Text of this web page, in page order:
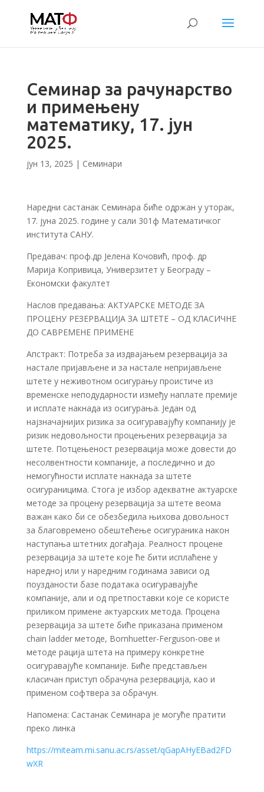
Семинар за рачунарство
и примењену
математику, 17. јун
2025.
јун 13, 2025 | Семинари
Наредни састанак Семинара биће одржан у уторак,
17. јуна 2025. године у сали 301ф Математичког
института САНУ.
Предавач: проф.др Јелена Кочовић, проф. др
Марија Копривица, Универзитет у Београду –
Економски факултет
Наслов предавања: АКТУАРСКЕ МЕТОДЕ ЗА
ПРОЦЕНУ РЕЗЕРВАЦИЈА ЗА ШТЕТЕ – ОД КЛАСИЧНЕ
ДО САВРЕМЕНЕ ПРИМЕНЕ
Апстракт: Потреба за издвајањем резервација за
настале пријављене и за настале непријављене
штете у неживотном осигурању проистиче из
временске неподударности између наплате премије
и исплате накнада из осигурања. Један од
најзначајнијих ризика за осигуравајућу компанију је
ризик недовољности процењених резервација за
штете. Потцењеност резервација може довести до
несолвентности компаније, а последично и до
немогућности исплате накнада за штете
осигураницима. Стога је избор адекватне актуарске
методе за процену резервација за штете веома
важан како би се обезбедила њихова довољност
за благовремено обештећење осигураника након
наступања штетних догађаја. Реалност процене
резервација за штете које ће бити исплаћене у
наредној или у наредним годинама зависи од
поузданости базе података осигуравајуће
компаније, али и од претпоставки које се користе
приликом примене актуарских метода. Процена
резервација за штете биће приказана применом
chain ladder методе, Bornhuetter-Ferguson-ове и
методе рација штета на примеру конкретне
осигуравајуће компаније. Биће представљен
класичан приступ обрачуна резервација, као и
применом софтвера за обрачун.
Напомена: Састанак Семинара је могуће пратити
преко линка
https://miteam.mi.sanu.ac.rs/asset/qGapAHyEBad2FD
wXR